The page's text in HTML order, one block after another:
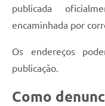
publicada
encaminhada por
Os endereços
publicação.
Como